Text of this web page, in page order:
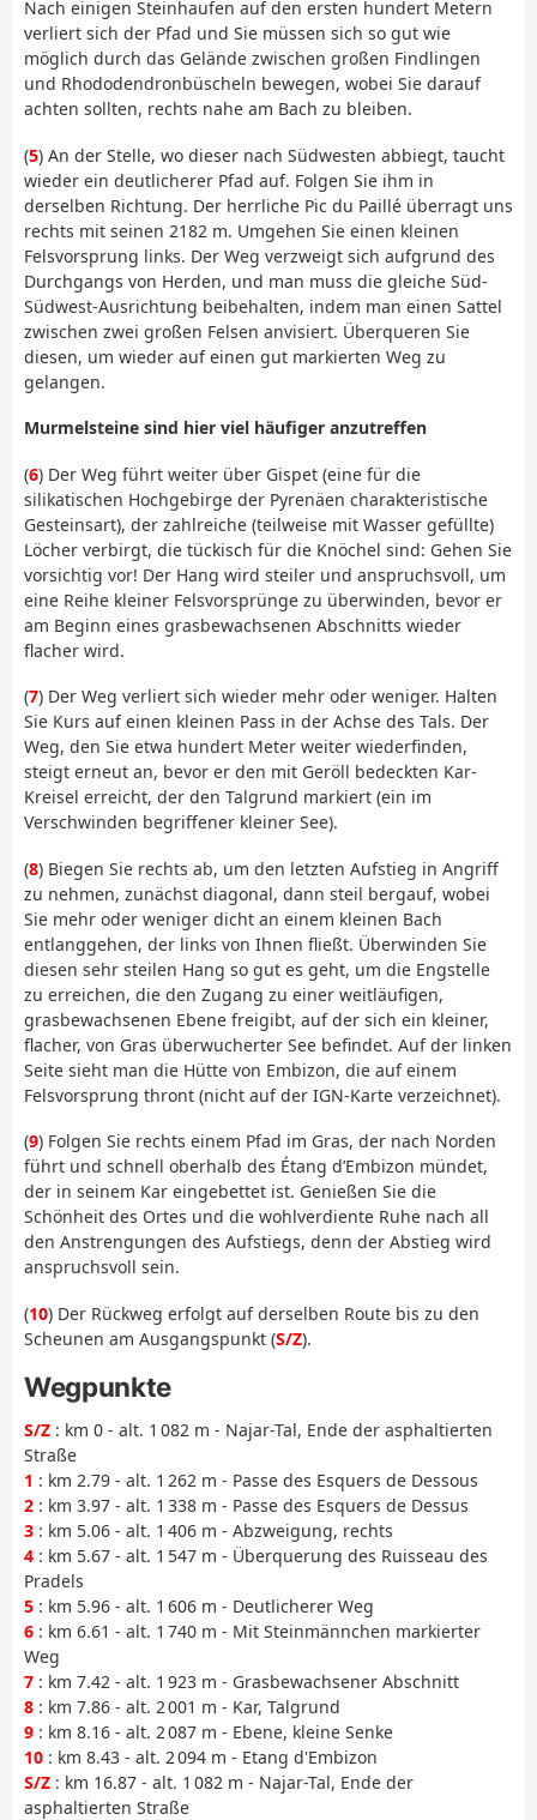
Nach einigen Steinhaufen auf den ersten hundert Metern
verliert sich der Pfad und Sie müssen sich so gut wie
möglich durch das Gelände zwischen großen Findlingen
und Rhododendronbüscheln bewegen, wobei Sie darauf
achten sollten, rechts nahe am Bach zu bleiben.
(5) An der Stelle, wo dieser nach Südwesten abbiegt, taucht
wieder ein deutlicherer Pfad auf. Folgen Sie ihm in
derselben Richtung. Der herrliche Pic du Paillé überragt uns
rechts mit seinen 2182 m. Umgehen Sie einen kleinen
Felsvorsprung links. Der Weg verzweigt sich aufgrund des
Durchgangs von Herden, und man muss die gleiche Süd-
Südwest-Ausrichtung beibehalten, indem man einen Sattel
zwischen zwei großen Felsen anvisiert. Überqueren Sie
diesen, um wieder auf einen gut markierten Weg zu
gelangen.
Murmelsteine sind hier viel häufiger anzutreffen
(6) Der Weg führt weiter über Gispet (eine für die
silikatischen Hochgebirge der Pyrenäen charakteristische
Gesteinsart), der zahlreiche (teilweise mit Wasser gefüllte)
Löcher verbirgt, die tückisch für die Knöchel sind: Gehen Sie
vorsichtig vor! Der Hang wird steiler und anspruchsvoll, um
eine Reihe kleiner Felsvorsprünge zu überwinden, bevor er
am Beginn eines grasbewachsenen Abschnitts wieder
flacher wird.
(7) Der Weg verliert sich wieder mehr oder weniger. Halten
Sie Kurs auf einen kleinen Pass in der Achse des Tals. Der
Weg, den Sie etwa hundert Meter weiter wiederfinden,
steigt erneut an, bevor er den mit Geröll bedeckten Kar-
Kreisel erreicht, der den Talgrund markiert (ein im
Verschwinden begriffener kleiner See).
(8) Biegen Sie rechts ab, um den letzten Aufstieg in Angriff
zu nehmen, zunächst diagonal, dann steil bergauf, wobei
Sie mehr oder weniger dicht an einem kleinen Bach
entlanggehen, der links von Ihnen fließt. Überwinden Sie
diesen sehr steilen Hang so gut es geht, um die Engstelle
zu erreichen, die den Zugang zu einer weitläufigen,
grasbewachsenen Ebene freigibt, auf der sich ein kleiner,
flacher, von Gras überwucherter See befindet. Auf der linken
Seite sieht man die Hütte von Embizon, die auf einem
Felsvorsprung thront (nicht auf der IGN-Karte verzeichnet).
(9) Folgen Sie rechts einem Pfad im Gras, der nach Norden
führt und schnell oberhalb des Étang d’Embizon mündet,
der in seinem Kar eingebettet ist. Genießen Sie die
Schönheit des Ortes und die wohlverdiente Ruhe nach all
den Anstrengungen des Aufstiegs, denn der Abstieg wird
anspruchsvoll sein.
(10) Der Rückweg erfolgt auf derselben Route bis zu den
Scheunen am Ausgangspunkt (S/Z).
Wegpunkte
S/Z : km 0 - alt. 1 082 m - Najar-Tal, Ende der asphaltierten
Straße
1 : km 2.79 - alt. 1 262 m - Passe des Esquers de Dessous
2 : km 3.97 - alt. 1 338 m - Passe des Esquers de Dessus
3 : km 5.06 - alt. 1 406 m - Abzweigung, rechts
4 : km 5.67 - alt. 1 547 m - Überquerung des Ruisseau des
Pradels
5 : km 5.96 - alt. 1 606 m - Deutlicherer Weg
6 : km 6.61 - alt. 1 740 m - Mit Steinmännchen markierter
Weg
7 : km 7.42 - alt. 1 923 m - Grasbewachsener Abschnitt
8 : km 7.86 - alt. 2 001 m - Kar, Talgrund
9 : km 8.16 - alt. 2 087 m - Ebene, kleine Senke
10 : km 8.43 - alt. 2 094 m - Etang d'Embizon
S/Z : km 16.87 - alt. 1 082 m - Najar-Tal, Ende der
asphaltierten Straße